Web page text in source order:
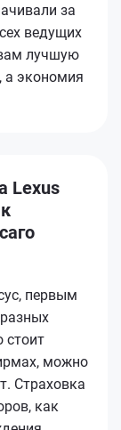
за
ведущих
лучшую
а экономия
Lexus
первым
стоит
можно
Страховка
как